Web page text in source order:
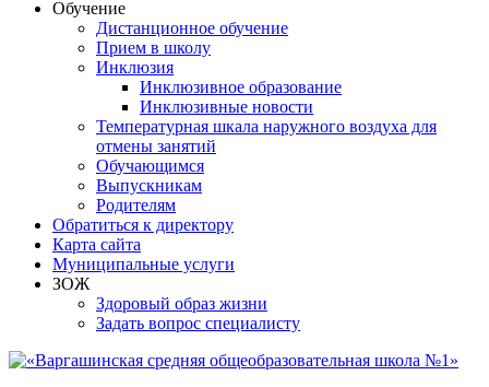
Обучение
Дистанционное обучение
Прием в школу
Инклюзия
Инклюзивное образование
Инклюзивные новости
Температурная шкала наружного воздуха для
отмены занятий
Обучающимся
Выпускникам
Родителям
Обратиться к директору
Карта сайта
Муниципальные услуги
ЗОЖ
Здоровый образ жизни
Задать вопрос специалисту